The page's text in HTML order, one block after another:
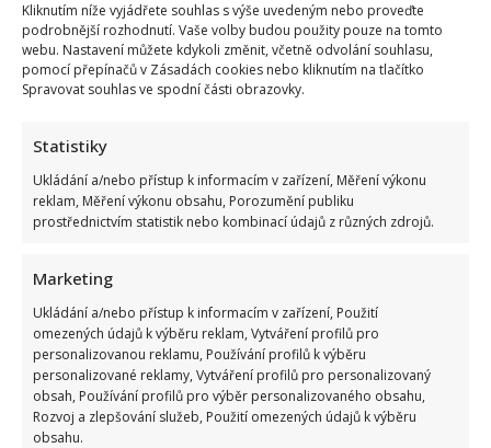
Kliknutím níže vyjádřete souhlas s výše uvedeným nebo proveďte
podrobnější rozhodnutí. Vaše volby budou použity pouze na tomto
webu. Nastavení můžete kdykoli změnit, včetně odvolání souhlasu,
pomocí přepínačů v Zásadách cookies nebo kliknutím na tlačítko
Spravovat souhlas ve spodní části obrazovky.
Statistiky
Ukládání a/nebo přístup k informacím v zařízení, Měření výkonu
reklam, Měření výkonu obsahu, Porozumění publiku
prostřednictvím statistik nebo kombinací údajů z různých zdrojů.
Marketing
Ukládání a/nebo přístup k informacím v zařízení, Použití
omezených údajů k výběru reklam, Vytváření profilů pro
personalizovanou reklamu, Používání profilů k výběru
personalizované reklamy, Vytváření profilů pro personalizovaný
obsah, Používání profilů pro výběr personalizovaného obsahu,
Rozvoj a zlepšování služeb, Použití omezených údajů k výběru
obsahu.